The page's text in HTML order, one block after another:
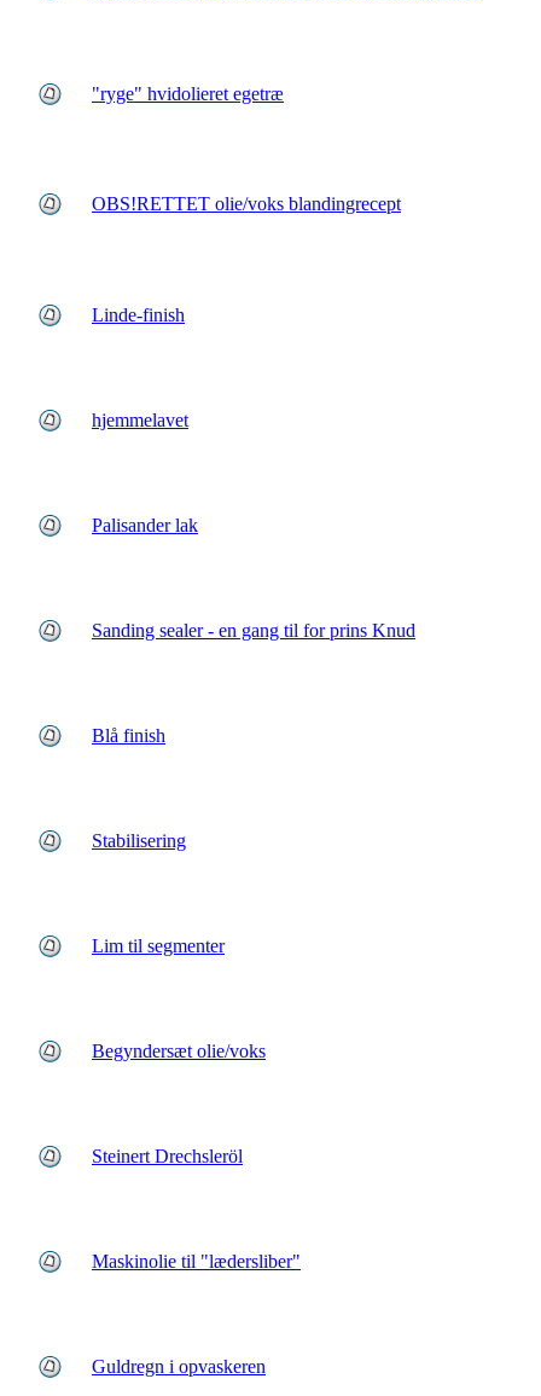
"ryge" hvidolieret egetræ
OBS!RETTET olie/voks blandingrecept
Linde-finish
hjemmelavet
Palisander lak
Sanding sealer - en gang til for prins Knud
Blå finish
Stabilisering
Lim til segmenter
Begyndersæt olie/voks
Steinert Drechsleröl
Maskinolie til "lædersliber"
Guldregn i opvaskeren